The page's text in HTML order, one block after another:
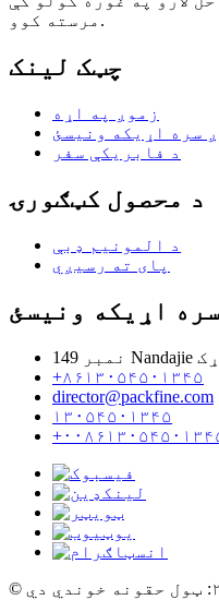
مرسته کوو.
چټک لینک
زموږ په اړه
سره اړیکه ونیسئ
د فابریکې سفر
د محصول کټګورۍ
د المونیم ډبې
پای ته رسیږي
اړیکه ونیسئ
+۸۶۱۳۰۵۴۵۰۱۳۴۵
director@packfine.com
۱۳۰۵۴۵۰۱۳۴۵